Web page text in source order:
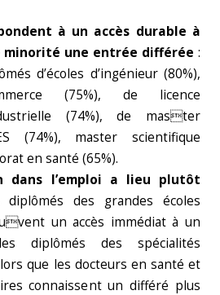
à un accès durable à
minorité une entrée différée :
d’écoles d’ingénieur (80%),
(75%), de licence
(74%), de master
(74%), master scientifique
en santé (65%).
dans l’emploi a lieu plutôt
des grandes écoles
un accès immédiat à un
diplômés des spécialités
que les docteurs en santé et
connaissent un différé plus